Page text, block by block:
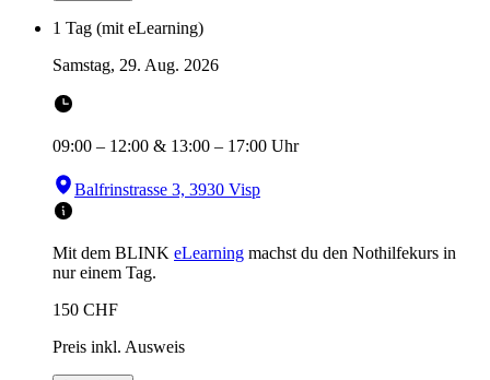
1 Tag (mit eLearning)
Samstag, 29. Aug. 2026
09:00 – 12:00 & 13:00 – 17:00 Uhr
Balfrinstrasse 3, 3930 Visp
Mit dem BLINK eLearning machst du den Nothilfekurs in
nur einem Tag.
150 CHF
Preis inkl. Ausweis